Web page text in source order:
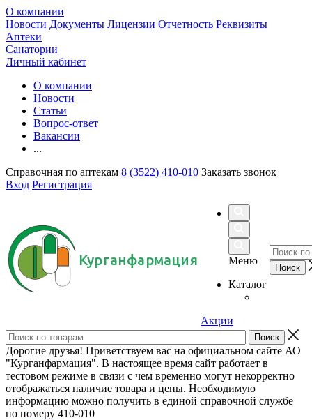
О компании
Новости Документы Лицензии Отчетность Реквизиты
Аптеки
Санатории
Личный кабинет
О компании
Новости
Статьи
Вопрос-ответ
Вакансии
...
Справочная по аптекам 8 (3522) 410-010 Заказать звонок
Вход Регистрация
Курганфармация
Меню
Каталог
Акции
Дорогие друзья! Приветствуем вас на официальном сайте АО
"Курганфармация". В настоящее время сайт работает в
тестовом режиме в связи с чем временно могут некорректно
отображаться наличие товара и цены. Необходимую
информацию можно получить в единой справочной службе
по номеру 410-010